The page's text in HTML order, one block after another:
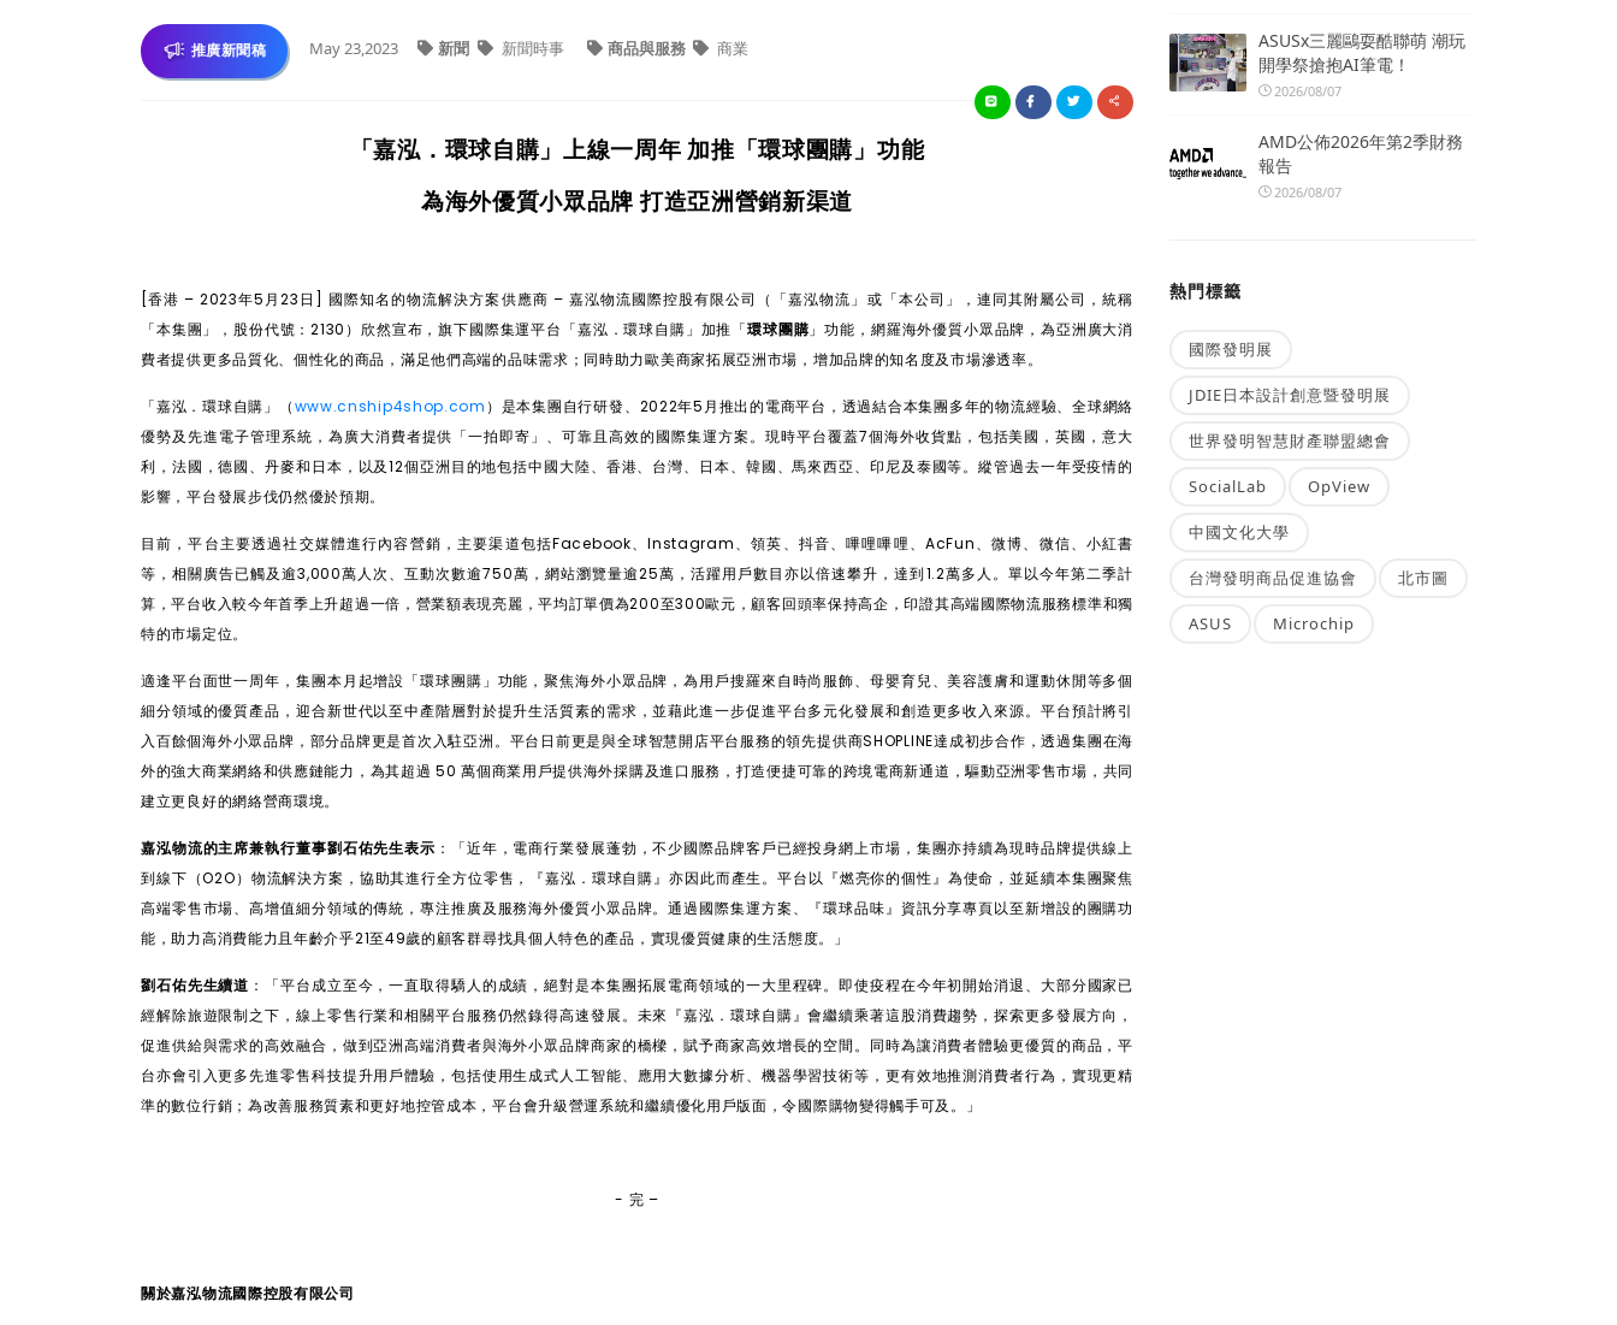
推廣新聞稿 May 23,2023 新聞 新聞時事 商品與服務 商業
「嘉泓．環球自購」上線一周年 加推「環球團購」功能
為海外優質小眾品牌 打造亞洲營銷新渠道
香港– 2023年5 月23日 國際知名的物流解決方案供應商 – 嘉泓物流國際控股有限公司（「嘉泓物流」或「本公司」，連同其附屬公司，統稱
「本集團」，股份代號：2130 ）欣然宣布，旗下國際集運平台「嘉泓．環球自購」加推「環球團購 」功能，網羅海外優質小眾品牌，為亞洲廣大消
費者提供更多品質化、個性化的商品，滿足他們高端的品味需求；同時助力歐美商家拓展亞洲市場，增加品牌的知名度及市場滲透率。
「嘉泓．環球自購」（www.cnship4shop.com ）是本集團自行研發、 2022年5 月推出的電商平台，透過結合本集團多年的物流經驗、全球網絡
優勢及先進電子管理系統，為廣大消費者提供「一拍即寄」、可靠且高效的國際集運方案。現時平台覆蓋7個海外收貨點，包括美國，英國，意大
利，法國，德國、丹麥和日本，以及12個亞洲目的地包括中國大陸、香港、台灣、日本、韓國、馬來西亞、印尼及泰國等。縱管過去一年受疫情的
影響，平台發展步伐仍然優於預期。
目前，平台主要透過社交媒體進行內容營銷，主要渠道包括Facebook、Instagram、領英、抖音、嗶哩嗶哩、 AcFun、微博、微信、小紅書
等，相關廣告已觸及逾3,000萬人次、互動次數逾750萬，網站瀏覽量逾25萬，活躍用戶數目亦以倍速攀升，達到1.2萬多人。單以今年第二季計
算，平台收入較今年首季上升超過一倍，營業額表現亮麗，平均訂單價為200至300歐元，顧客回頭率保持高企，印證其高端國際物流服務標準和獨
特的市場定位。
適逢平台面世一周年，集團本月起增設「環球團購」功能，聚焦海外小眾品牌，為用戶搜羅來自時尚服飾、母嬰育兒、美容護膚和運動休閒等多個
細分領域的優質產品，迎合新世代以至中產階層對於提升生活質素的需求，並藉此進一步促進平台多元化發展和創造更多收入來源。平台預計將引
入百餘個海外小眾品牌，部分品牌更是首次入駐亞洲。平台日前更是與全球智慧開店平台服務的領先提供商SHOPLINE達成初步合作，透過集團在海
外的強大商業網絡和供應鏈能力，為其超過50萬個商業用戶提供海外採購及進口服務，打造便捷可靠的跨境電商新通道，驅動亞洲零售市場，共同
建立更良好的網絡營商環境。
嘉泓物流的主席兼執行董事劉石佑先生表示 ：「近年，電商行業發展蓬勃，不少國際品牌客戶已經投身網上市場，集團亦持續為現時品牌提供線上
到線下（O2O）物流解決方案，協助其進行全方位零售，『嘉泓．環球自購』亦因此而產生。平台以『燃亮你的個性』為使命，並延續本集團聚焦
高端零售市場、高增值細分領域的傳統，專注推廣及服務海外優質小眾品牌。通過國際集運方案、『環球品味』資訊分享專頁以至新增設的團購功
能，助力高消費能力且年齡介乎21至49歲的顧客群尋找具個人特色的產品，實現優質健康的生活態度。」
劉石佑先生續道 ：「平台成立至今，一直取得驕人的成績，絕對是本集團拓展電商領域的一大里程碑。即使疫程在今年初開始消退、大部分國家已
經解除旅遊限制之下，線上零售行業和相關平台服務仍然錄得高速發展。未來 『嘉泓．環球自購』會繼續乘著這股消費趨勢，探索更多發展方向，
促進供給與需求的高效融合，做到亞洲高端消費者與海外小眾品牌商家的橋樑，賦予商家高效增長的空間。同時為讓消費者體驗更優質的商品，平
台亦會引入更多先進零售科技提升用戶體驗，包括使用生成式人工智能、應用大數據分析、機器學習技術等，更有效地推測消費者行為，實現更精
準的數位行銷；為改善服務質素和更好地控管成本，平台會升級營運系統和繼續優化用戶版面，令國際購物變得觸手可及。」
- 完–
關於嘉泓物流國際控股有限公司
ASUSx三麗鷗耍酷聯萌 潮玩
開學祭搶抱AI筆電！
2026/08/07
AMD公佈2026年第2季財務
報告
2026/08/07
熱門標籤
國際發明展
JDIE日本設計創意暨發明展
世界發明智慧財產聯盟總會
SocialLab OpView
中國文化大學
台灣發明商品促進協會 北市圖
ASUS Microchip